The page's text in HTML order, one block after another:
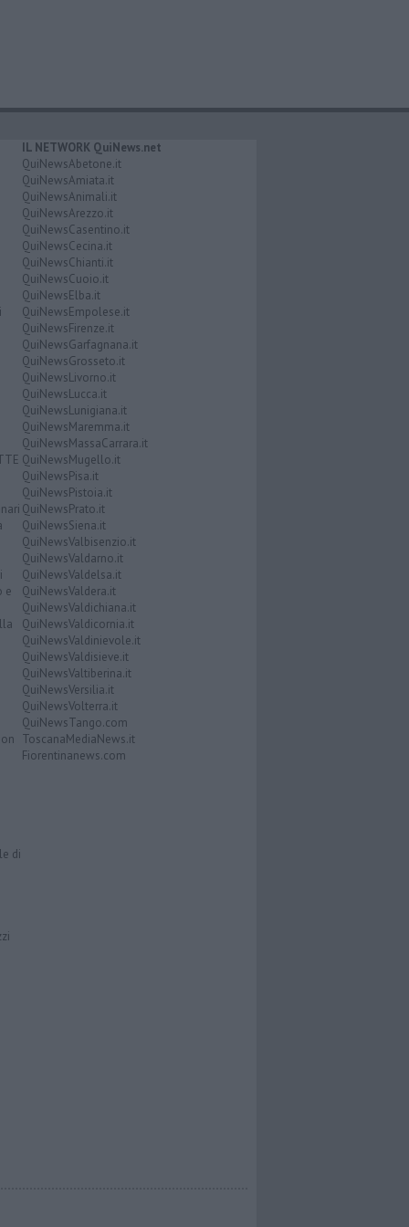
e
di
IL NETWORK QuiNews.net
QuiNewsAbetone.it
QuiNewsAmiata.it
QuiNewsAnimali.it
QuiNewsArezzo.it
QuiNewsCasentino.it
QuiNewsCecina.it
QuiNewsChianti.it
QuiNewsCuoio.it
QuiNewsElba.it
QuiNewsEmpolese.it
QuiNewsFirenze.it
QuiNewsGarfagnana.it
QuiNewsGrosseto.it
QuiNewsLivorno.it
QuiNewsLucca.it
QuiNewsLunigiana.it
QuiNewsMaremma.it
QuiNewsMassaCarrara.it
QuiNewsMugello.it
QuiNewsPisa.it
QuiNewsPistoia.it
QuiNewsPrato.it
QuiNewsSiena.it
QuiNewsValbisenzio.it
QuiNewsValdarno.it
QuiNewsValdelsa.it
QuiNewsValdera.it
QuiNewsValdichiana.it
QuiNewsValdicornia.it
QuiNewsValdinievole.it
QuiNewsValdisieve.it
QuiNewsValtiberina.it
QuiNewsVersilia.it
QuiNewsVolterra.it
QuiNewsTango.com
ToscanaMediaNews.it
Fiorentinanews.com